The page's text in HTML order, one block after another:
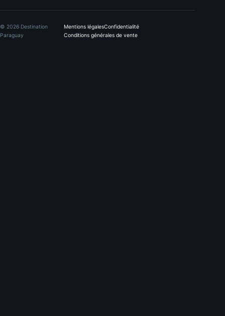
© 2026 Destination
Paraguay
Mentions légalesConfidentialité
Conditions générales de vente